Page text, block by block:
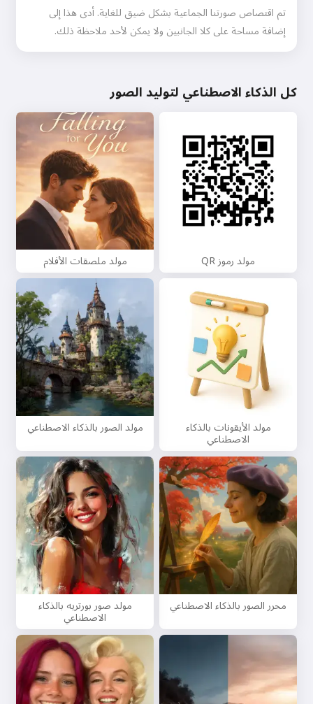
تم اقتصاص صورتنا الجماعية بشكل ضيق للغاية. أدى هذا إلى
إضافة مساحة على كلا الجانبين ولا يمكن لأحد ملاحظة ذلك.
كل الذكاء الاصطناعي لتوليد الصور
مولد رموز QR مولد ملصقات الأفلام
مولد الأيقونات بالذكاء
الاصطناعي
مولد الصور بالذكاء الاصطناعي
محرر الصور بالذكاء الاصطناعي مولد صور بورتريه بالذكاء
الاصطناعي